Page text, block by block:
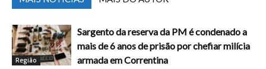
Região
Sargento da reserva da PM é condenado a
mais de 6 anos de prisão por chefiar milícia
armada em Correntina